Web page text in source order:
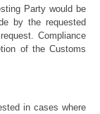
Party would be
by the requested
Compliance
of the Customs
in cases where